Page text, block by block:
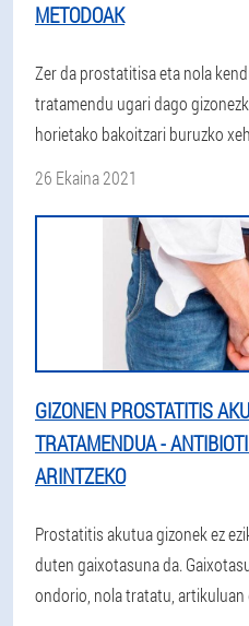
METODOAK
Zer da prostatitisa eta nola
tratamendu ugari dago
horietako bakoitzari buruzko
26 Ekaina 2021
GIZONEN PROSTATITIS
TRATAMENDUA -
ARINTZEKO
Prostatitis akutua gizonek ez
duten gaixotasuna da.
ondorio, nola tratatu,